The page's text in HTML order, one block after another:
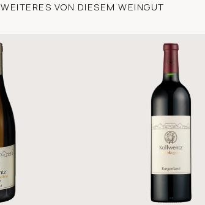
WEITERES VON DIESEM WEINGUT